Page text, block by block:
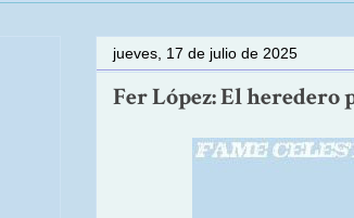
jueves, 17 de julio de 2025
Fer López: El heredero